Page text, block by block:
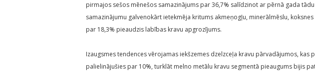
pirmajos sešos mēnešos samazinājums par 36,7% salīdzinot ar pērnā gada
samazinājumu galvenokārt ietekmēja kritums akmeņogļu, minerālmēslu,
par 18,3% pieaudzis labības kravu apgrozījums.
Izaugsmes tendences vērojamas iekšzemes dzelzceļa kravu pārvadājumos, kas
palielinājušies par 10%, turklāt melno metālu kravu segmentā pieaugums bijis